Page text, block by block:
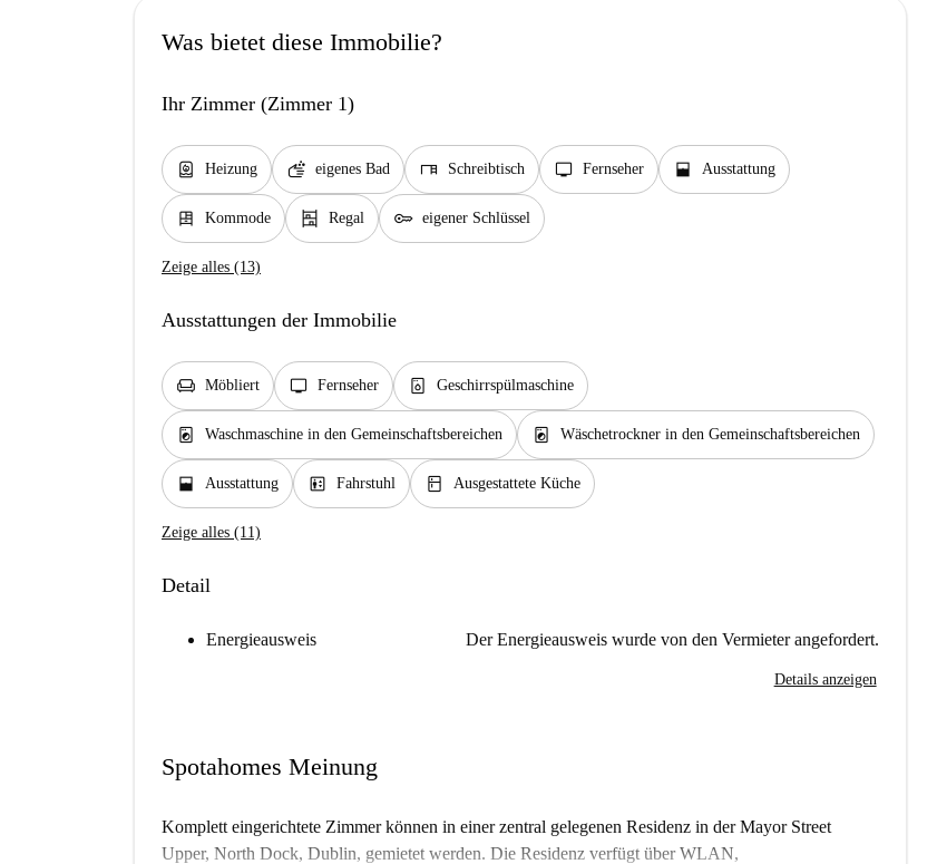
Was bietet diese Immobilie?
Ihr Zimmer (Zimmer 1)
water_heater Heizung soap eigenes Bad desk Schreibtisch tv Fernseher window_open Ausstattung
dresser Kommode shelves Regal key eigener Schlüssel
Zeige alles (13)
Ausstattungen der Immobilie
chair Möbliert tv Fernseher dishwasher_gen Geschirrspülmaschine
local_laundry_service Waschmaschine in den Gemeinschaftsbereichen local_laundry_service Wäschetrockner in den Gemeinschaftsbereichen
window_open Ausstattung elevator Fahrstuhl kitchen Ausgestattete Küche
Zeige alles (11)
Detail
Energieausweis Der Energieausweis wurde von den Vermieter angefordert.
Details anzeigen
Spotahomes Meinung
Komplett eingerichtete Zimmer können in einer zentral gelegenen Residenz in der Mayor Street
Upper, North Dock, Dublin, gemietet werden. Die Residenz verfügt über WLAN,